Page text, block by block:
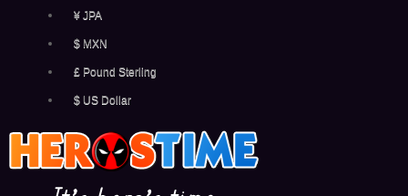
¥ JPA
$ MXN
£ Pound Sterling
$ US Dollar